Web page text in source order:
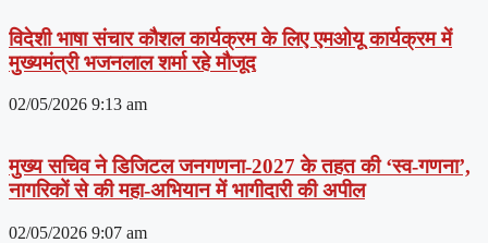
विदेशी भाषा संचार कौशल कार्यक्रम के लिए एमओयू कार्यक्रम में
मुख्यमंत्री भजनलाल शर्मा रहे मौजूद
02/05/2026 9:13 am
मुख्य सचिव ने डिजिटल जनगणना-2027 के तहत की ‘स्व-गणना’,
नागरिकों से की महा-अभियान में भागीदारी की अपील
02/05/2026 9:07 am